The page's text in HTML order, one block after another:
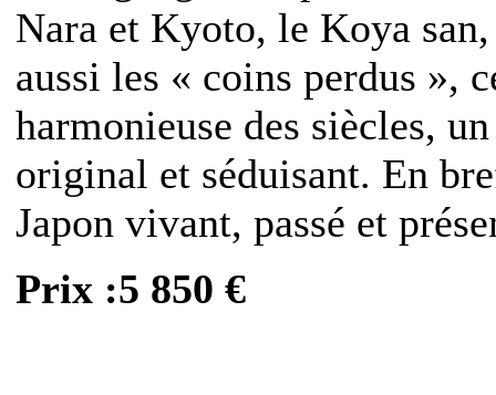
Nara et Kyoto, le Koya
aussi les « coins perdus »,
harmonieuse des siècles,
original et séduisant. En
Japon vivant, passé et
Prix :5 850 €